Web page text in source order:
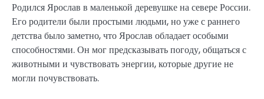
Родился Ярослав в маленькой деревушке на севере России.
Его родители были простыми людьми, но уже с раннего
детства было заметно, что Ярослав обладает особыми
способностями. Он мог предсказывать погоду, общаться с
животными и чувствовать энергии, которые другие не
могли почувствовать.